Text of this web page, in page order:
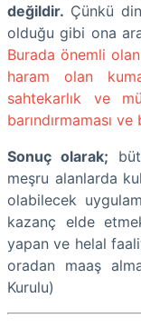
değildir. Çünkü
olduğu gibi ona
Burada önemli
haram olan
sahtekarlık ve
barındırmaması
Sonuç olarak;
meşru alanlarda
olabilecek
kazanç elde
yapan ve helal
oradan maaş
Kurulu)